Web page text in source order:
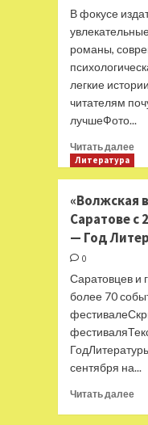
и
—
В фокусе
романы,
легкие
читателям
лучшеФото...
Читать далее
—
Литература
«Волжская
Саратове с
— Год
0
Саратовцев и
более 70
сентября на...
Читать далее